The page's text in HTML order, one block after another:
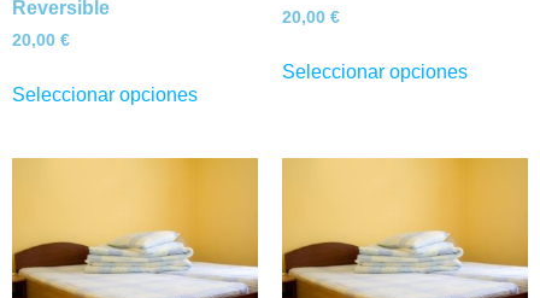
Reversible
20,00 €
Seleccionar opciones
20,00 €
Seleccionar opciones